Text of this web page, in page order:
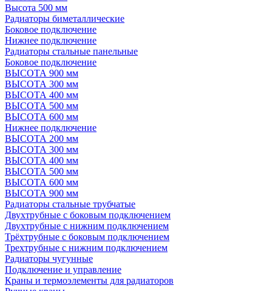
Высота 500 мм
Радиаторы биметаллические
Боковое подключение
Нижнее подключение
Радиаторы стальные панельные
Боковое подключение
ВЫСОТА 900 мм
ВЫСОТА 300 мм
ВЫСОТА 400 мм
ВЫСОТА 500 мм
ВЫСОТА 600 мм
Нижнее подключение
ВЫСОТА 200 мм
ВЫСОТА 300 мм
ВЫСОТА 400 мм
ВЫСОТА 500 мм
ВЫСОТА 600 мм
ВЫСОТА 900 мм
Радиаторы стальные трубчатые
Двухтрубные с боковым подключением
Двухтрубные с нижним подключением
Трёхтрубные с боковым подключением
Трехтрубные с нижним подключением
Радиаторы чугунные
Подключение и управление
Краны и термоэлементы для радиаторов